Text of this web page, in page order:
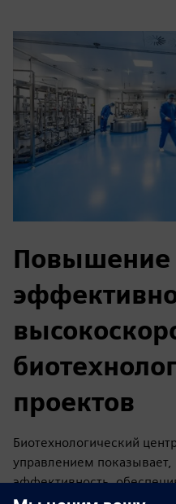
Повышение
проектов
Биотехнологический
управлением
эффективность,
надежную информацию о